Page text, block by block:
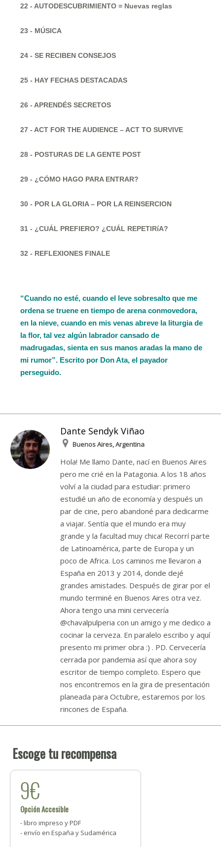
22 - AUTODESCUBRIMIENTO = Nuevas reglas
23 - MÚSICA
24 - SE RECIBEN CONSEJOS
25 - HAY FECHAS DESTACADAS
26 - APRENDÉS SECRETOS
27 - ACT FOR THE AUDIENCE – ACT TO SURVIVE
28 - POSTURAS DE LA GENTE POST
29 - ¿CÓMO HAGO PARA ENTRAR?
30 - POR LA GLORIA – POR LA REINSERCION
31 - ¿CUÁL PREFIERO? ¿CUÁL REPETIRíA?
32 - REFLEXIONES FINALE
“Cuando no esté, cuando el leve sobresalto que me
ordena se truene en tiempo de arena conmovedora,
en la nieve, cuando en mis venas abreve la liturgia de
la flor, tal vez algún labrador cansado de
madrugadas, sienta en sus manos aradas la mano de
mi rumor”. Escrito por Don Ata, el payador
perseguido.
Dante Sendyk Viñao
Buenos Aires, Argentina
Hola! Me llamo Dante, nací en Buenos Aires
pero me crié en la Patagonia. A los 18 años
volví a la ciudad para estudiar: primero
estudié un año de economía y después un
par de cine, pero abandoné para dedicarme
a viajar. Sentía que el mundo era muy
grande y la facultad muy chica! Recorrí parte
de Latinoamérica, parte de Europa y un
poco de Africa. Los caminos me llevaron a
España en 2013 y 2014, donde dejé
grandes amistades. Después de girar por el
mundo terminé en Buenos Aires otra vez.
Ahora tengo una mini cervecería
@chavalpulperia con un amigo y me dedico a
cocinar la cerveza. En paralelo escribo y aquí
presento mi primer obra :) . PD. Cervecería
cerrada por pandemia así que ahora soy
escritor de tiempo completo. Espero que
nos encontremos en la gira de presentación
planeada para Octubre, estaremos por los
rincones de España.
Escoge tu recompensa
9€
Opción Accesible
- libro impreso y PDF
- envío en España y Sudamérica